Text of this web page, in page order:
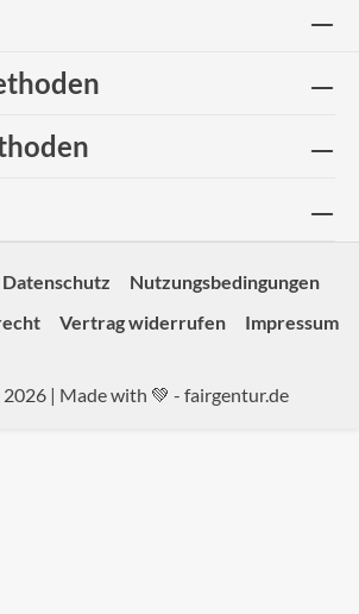
Datenschutz
Nutzungsbedingungen
Vertrag widerrufen Impressum
| Made with 💚 - fairgentur.de